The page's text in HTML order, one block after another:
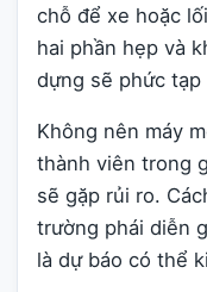
chỗ để xe hoặc
hai phần hẹp và
dựng sẽ phức tạp
Không nên máy
thành viên trong
sẽ gặp rủi ro.
trường phái diễn
là dự báo có thể